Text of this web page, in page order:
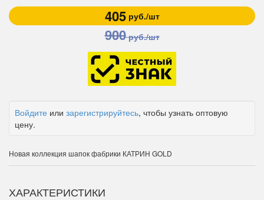
405руб./шт
900руб./шт
Войдите или зарегистрируйтесь, чтобы узнать оптовую
цену.
Новая коллекция шапок фабрики КАТРИН GOLD
ХАРАКТЕРИСТИКИ